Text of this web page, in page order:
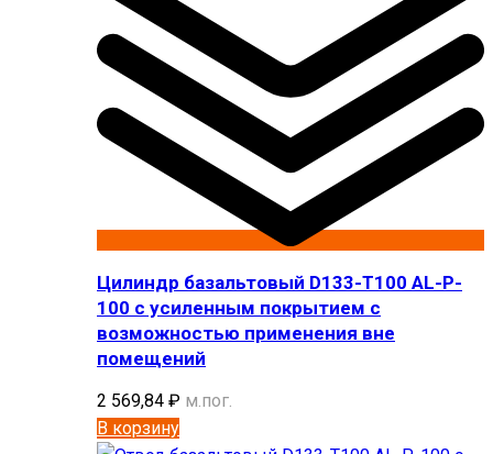
Цилиндр базальтовый D133-T100 AL-P-
100 с усиленным покрытием с
возможностью применения вне
помещений
2 569,84 ₽ м.пог.
В корзину